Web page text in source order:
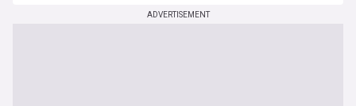
ADVERTISEMENT